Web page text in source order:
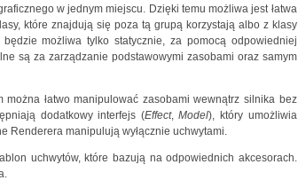
w jednym miejscu. Dzięki temu możliwa jest łatwa
które znajdują się poza tą grupą korzystają albo z klasy
możliwa tylko statycznie, za pomocą odpowiedniej
są za zarządzanie podstawowymi zasobami oraz samym
łatwo manipulować zasobami wewnątrz silnika bez
dodatkowy interfejs (Effect,Model), który umożliwia
Renderera manipulują wyłącznie uchwytami.
uchwytów, które bazują na odpowiednich akcesorach.